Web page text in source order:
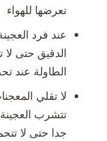
تعرضها للهواء
عند فرد
الدقيق حتى
الطاولة عند
لا تقلي
تتشرب
جدا حتى لا